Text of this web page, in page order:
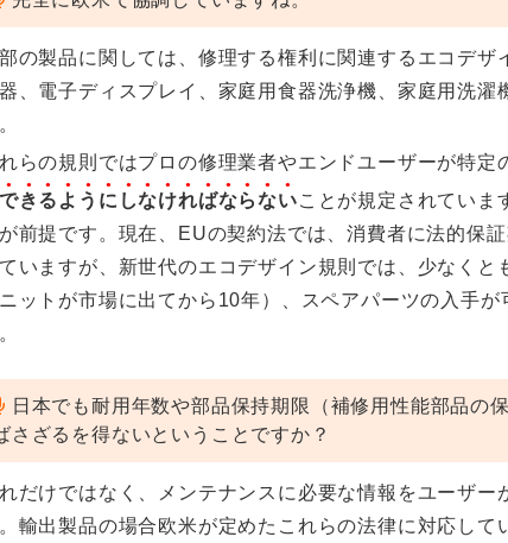
の製品に関しては、修理する権利に関連するエコデ
、電子ディスプレイ、家庭用食器洗浄機、家庭用洗
らの規則ではプロの修理業者やエンドユーザーが特
きるようにしなければならないことが規定されていま
前提です。現在、EUの契約法では、消費者に法的保
いますが、新世代のエコデザイン規則では、少なく
ットが市場に出てから10年）、スペアパーツの入手
日本でも耐用年数や部品保持期限（補修用性能部品の
さざるを得ないということですか？
だけではなく、メンテナンスに必要な情報をユーザ
輸出製品の場合欧米が定めたこれらの法律に対応して